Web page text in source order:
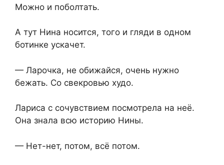
Можно и поболтать.
А тут Нина носится, того и гляди в одном
ботинке ускачет.
— Ларочка, не обижайся, очень нужно
бежать. Со свекровью худо.
Лариса с сочувствием посмотрела на неё.
Она знала всю историю Нины.
— Нет-нет, потом, всё потом.